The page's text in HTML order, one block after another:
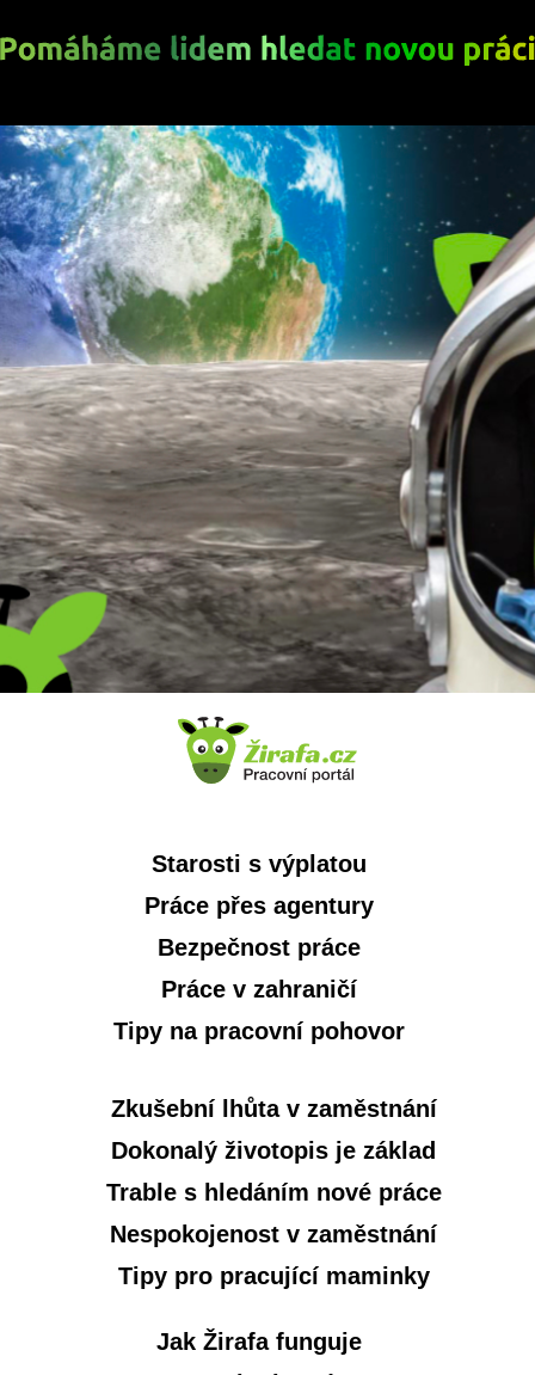
Starosti s výplatou
Práce přes agentury
Bezpečnost práce
Práce v zahraničí
Tipy na pracovní pohovor
Zkušební lhůta v zaměstnání
Dokonalý životopis je základ
Trable s hledáním nové práce
Nespokojenost v zaměstnání
Tipy pro pracující maminky
Jak Žirafa funguje